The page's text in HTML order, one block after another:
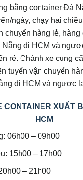
bằng container Đà
ngày, chạy hai
chuyển hàng lẻ, hàng
đi HCM và
rẻ. Chành xe cung
tuyến vận chuyển
đi HCM và ngược
CONTAINER XUẤT
HCM
06h00 – 09h00
15h00 – 17h00
– 21h00